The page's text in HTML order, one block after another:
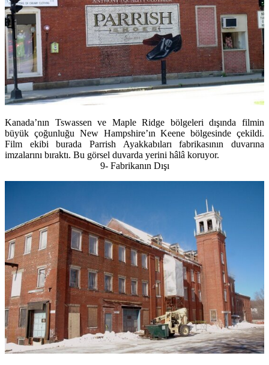
Kanada’nın Tswassen ve Maple Ridge bölgeleri dışında filmin
büyük çoğunluğu New Hampshire’ın Keene bölgesinde çekildi.
Film ekibi burada Parrish Ayakkabıları fabrikasının duvarına
imzalarını bıraktı. Bu görsel duvarda yerini hâlâ koruyor.
9- Fabrikanın Dışı